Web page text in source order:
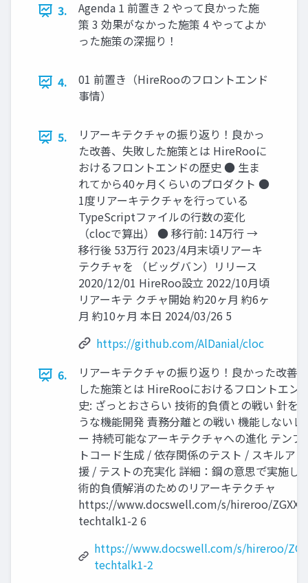
3.
Agenda 1 前置き 2 やって良かった施
策 3 効果がなかった施策 4 やってよか
った施策の深掘り！
4.
01 前置き（HireRooのフロントエンド
事情）
5.
リアーキテクチャの振り返り！良かっ
た改善、失敗した施策とは HireRooに
おけるフロントエンドの歴史 ● 生ま
れてから40ヶ月くらいのプロダクト ●
1度リアーキテクチャを行っている
TypeScriptファイルの行数の変化
（clocで算出） ● 移行前: 14万行 →
移行後 53万行 2023/4月末頃リアーキ
テクチャを （ビッグバン）リリース
2020/12/01 HireRoo設立 2022/10月頃
リアーキテ クチャ開始 約20ヶ月 約6ヶ
月 約10ヶ月 本日 2024/03/26 5
https://github.com/AlDanial/cloc
6.
リアーキテクチャの振り返り！良かった改善
した施策とは HireRooにおけるフロントエン
史: ざっとおさらい 技術的負債との戦い 針を
うな機能開発 責務分離との戦い 機能しないレ
ー 持続可能なアーキテクチャへの進化 テンプ
トコード生成 / 依存関係のテスト / スキルア
援 / テストの充実化 詳細：鋼の意思で゙実施し
術的負債解消のためのリアーキテクチャ
https://www.docswell.com/s/hireroo/
techtalk1-2 6
https://www.docswell.com/s/hireroo/
techtalk1-2